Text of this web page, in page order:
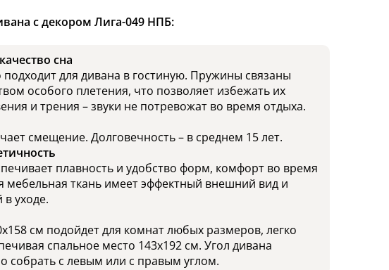
с декором Лига-049 НПБ:
сна
для дивана в гостиную. Пружины связаны
особого плетения, что позволяет избежать их
и трения – звуки не потревожат во время отдыха.
смещение. Долговечность – в среднем 15 лет.
плавность и удобство форм, комфорт во время
мебельная ткань имеет эффектный внешний вид и
в уходе.
см подойдет для комнат любых размеров, легко
спальное место 143x192 см. Угол дивана
собрать с левым или с правым углом.